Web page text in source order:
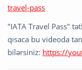
travel-pass
"IATA Travel Pass"
qısaca bu videoda
bilərsiniz: https://